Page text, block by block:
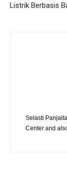
Listrik Berbasis
Selasti
Center and